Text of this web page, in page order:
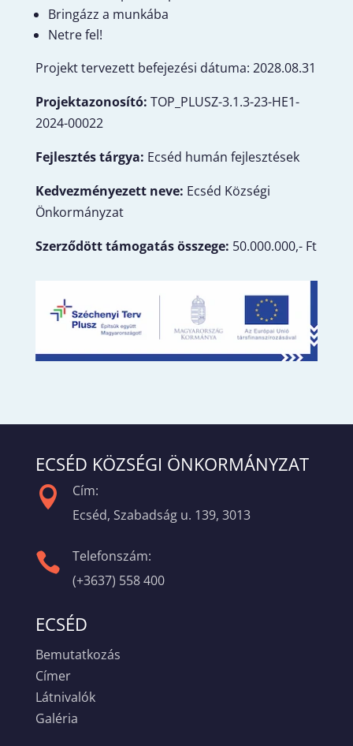
Bringázz a munkába
Netre fel!
Projekt tervezett befejezési dátuma: 2028.08.31
Projektazonosító: TOP_PLUSZ-3.1.3-23-HE1-
2024-00022
Fejlesztés tárgya: Ecséd humán fejlesztések
Kedvezményezett neve: Ecséd Községi
Önkormányzat
Szerződött támogatás összege: 50.000.000,- Ft
ECSÉD KÖZSÉGI ÖNKORMÁNYZAT

Cím:
Ecséd, Szabadság u. 139, 3013

Telefonszám:
(+3637) 558 400
ECSÉD
Bemutatkozás
Címer
Látnivalók
Galéria